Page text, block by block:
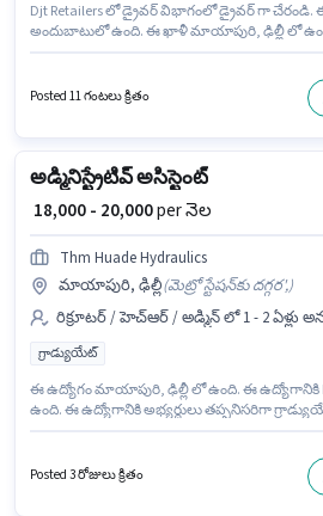
Djt Retailers లో డ్రైవర్ విభాగంలో డ్రైవర్ గా చేరండి.
అందుబాటులో ఉంది. ఈ ఖాళీ మాయాపురి, ఢిల్లీ లో ఉంది.
ముఖ్యమైన డాక్యుమెంట్లు PAN Card, Heavy
Posted 11 గంటలు క్రితం
అడ్మినిస్ట్రేటివ్ అసిస్టెంట్
₹ 18,000 - 20,000per నెల
Thm Huade Hydraulics
మాయాపురి, ఢిల్లీ(మెట్రో స్టేషన్‌కు దగ్గర',)
రిక్రూటర్ / హెచ్ఆర్ / అడ్మిన్ లో 1 - 2 ఏళ్లు
గ్రాడ్యుయేట్
ఈ ఉద్యోగం మాయాపురి, ఢిల్లీ లో ఉంది. ఈ ఉద్యోగానికి
ఉంది. ఈ ఉద్యోగానికి అభ్యర్థులు తప్పనిసరిగా
విభాగంలో అడ్మినిస్ట్రేటివ్ అసిస్టెంట్ గా చేరండి.
Posted 3 రోజులు క్రితం